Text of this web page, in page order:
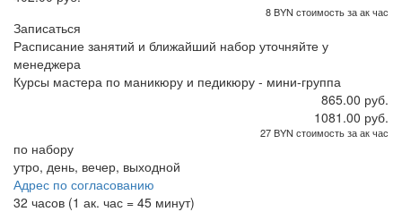
8 BYN стоимость за ак час
Записаться
Расписание занятий и ближайший набор уточняйте у
менеджера
Курсы мастера по маникюру и педикюру - мини-группа
865.00 руб.
1081.00 руб.
27 BYN стоимость за ак час
по набору
утро, день, вечер, выходной
Адрес по согласованию
32 часов (1 ак. час = 45 минут)